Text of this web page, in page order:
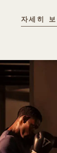
자세히 보